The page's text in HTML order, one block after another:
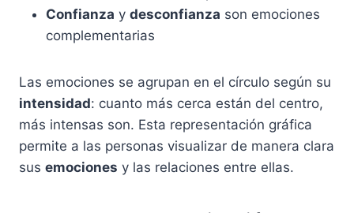
Confianza y desconfianza son emociones
complementarias
Las emociones se agrupan en el círculo según su
intensidad: cuanto más cerca están del centro,
más intensas son. Esta representación gráfica
permite a las personas visualizar de manera clara
sus emociones y las relaciones entre ellas.